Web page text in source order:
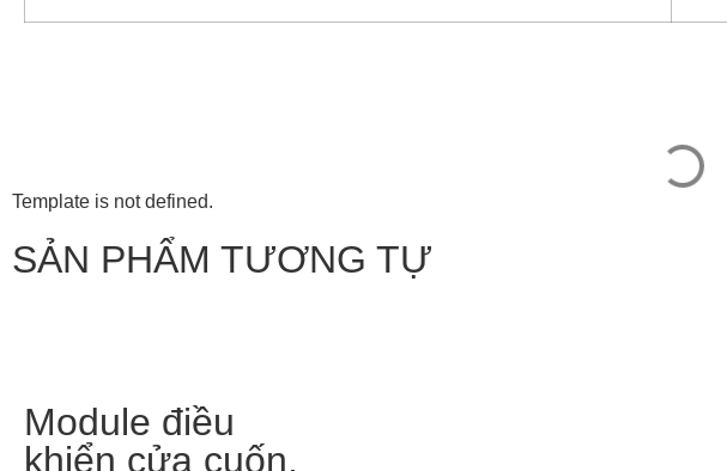
Template is not defined.
SẢN PHẨM TƯƠNG TỰ
Module điều
khiển cửa cuốn,